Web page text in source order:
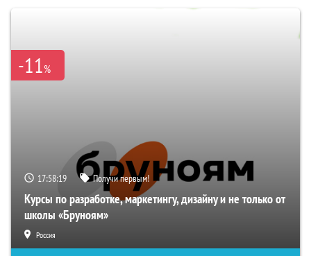
-11%
17:58:18 Получи первым!
Курсы по разработке, маркетингу, дизайну и не только от
школы «Бруноям»
Россия